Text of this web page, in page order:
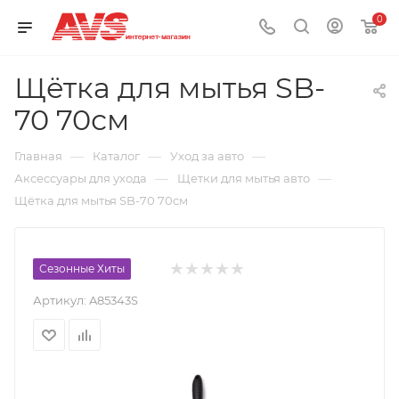
0
Щётка для мытья SB-
70 70см
Главная — Каталог — Уход за авто —
Аксессуары для ухода — Щетки для мытья авто —
Щётка для мытья SB-70 70см
Сезонные Хиты
Артикул: A85343S